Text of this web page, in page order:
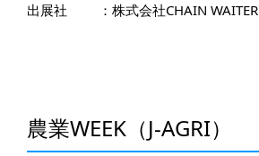
出展社
： 株式会社CHAIN WAITER
農業WEEK（J-AGRI）